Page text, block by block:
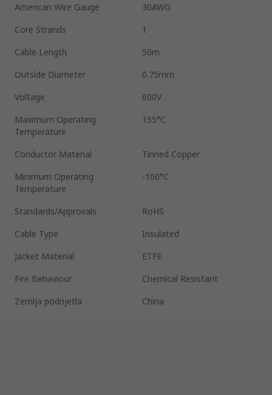
American Wire Gauge
30AWG
Core Strands
1
Cable Length
50m
Outside Diameter
0.75mm
Voltage
600V
Maximum Operating
Temperature
155°C
Conductor Material
Tinned Copper
Minimum Operating
Temperature
-100°C
Standards/Approvals
RoHS
Cable Type
Insulated
Jacket Material
ETFE
Fire Behaviour
Chemical Resistant
Zemlja podrijetla
China